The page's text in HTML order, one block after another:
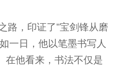
路，印证了"宝剑锋从磨
一日，他以笔墨书写人
在他看来，书法不仅是